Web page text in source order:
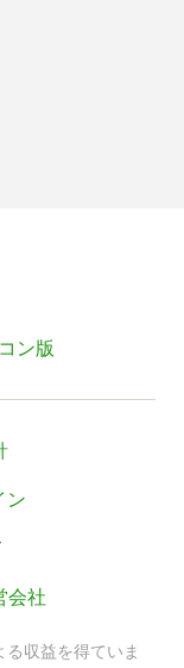
ン版
ン
会社
収益を得ていま